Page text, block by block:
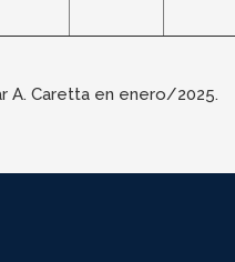
A. Caretta en enero/2025.